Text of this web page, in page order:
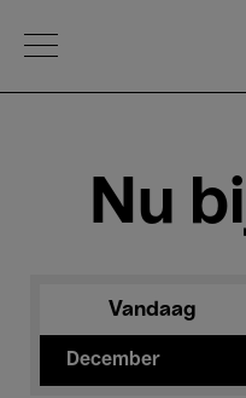
Open Menu
Nu
Vandaag
December